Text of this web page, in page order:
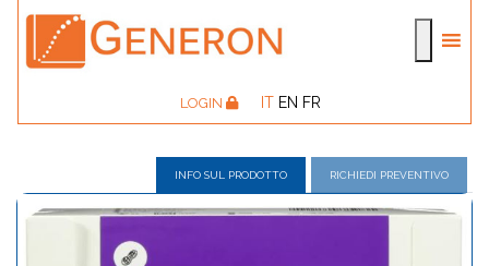
LOGIN IT EN FR
INFO SUL PRODOTTO RICHIEDI PREVENTIVO